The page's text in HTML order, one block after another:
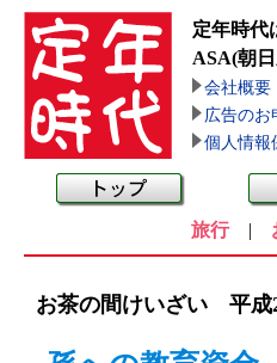
定年時代
ASA(朝
会社概要
広告のお
個人情報
旅行|
お茶の間けいざい 平成